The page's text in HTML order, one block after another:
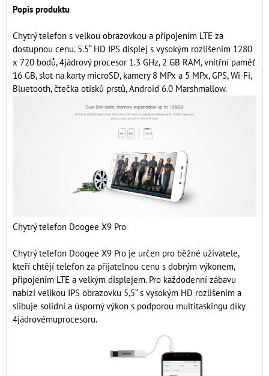
Popis produktu
Chytrý telefon s velkou obrazovkou a připojením LTE za
dostupnou cenu. 5.5“ HD IPS displej s vysokým rozlišením 1280
x 720 bodů, 4jádrový procesor 1.3 GHz, 2 GB RAM, vnitřní paměť
16 GB, slot na karty microSD, kamery 8 MPx a 5 MPx, GPS, Wi-Fi,
Bluetooth, čtečka otisků prstů, Android 6.0 Marshmallow.
Chytrý telefon Doogee X9 Pro
Chytrý telefon Doogee X9 Pro je určen pro běžné uživatele,
kteří chtějí telefon za přijatelnou cenu s dobrým výkonem,
připojením LTE a velkým displejem. Pro každodenní zábavu
nabízí velikou IPS obrazovku 5,5“ s vysokým HD rozlišením a
slibuje solidní a úsporný výkon s podporou multitaskingu díky
4jádrovémuprocesoru.